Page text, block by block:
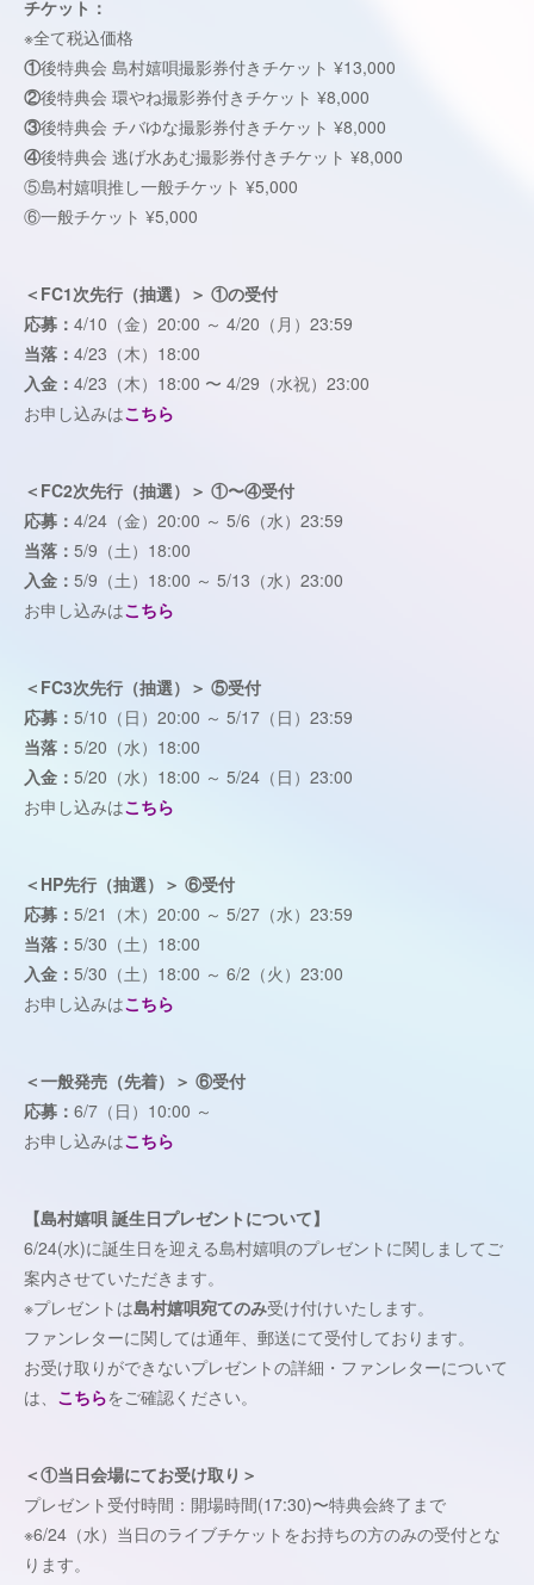
チケット：
※全て税込価格
①後特典会 島村嬉唄撮影券付きチケット ¥13,000
②後特典会 環やね撮影券付きチケット ¥8,000
③後特典会 チバゆな撮影券付きチケット ¥8,000
④後特典会 逃げ水あむ撮影券付きチケット ¥8,000
⑤島村嬉唄推し一般チケット ¥5,000
⑥一般チケット ¥5,000
＜FC1次先行（抽選）＞ ①の受付
応募： 4/10（金）20:00 ～ 4/20（月）23:59
当落： 4/23（木）18:00
入金： 4/23（木）18:00 〜 4/29（水祝）23:00
お申し込みはこちら
＜FC2次先行（抽選）＞ ①〜④受付
応募： 4/24（金）20:00 ～ 5/6（水）23:59
当落： 5/9（土）18:00
入金： 5/9（土）18:00 ～ 5/13（水）23:00
お申し込みはこちら
＜FC3次先行（抽選）＞ ⑤受付
応募： 5/10（日）20:00 ～ 5/17（日）23:59
当落： 5/20（水）18:00
入金： 5/20（水）18:00 ～ 5/24（日）23:00
お申し込みはこちら
＜HP先行（抽選）＞ ⑥受付
応募： 5/21（木）20:00 ～ 5/27（水）23:59
当落： 5/30（土）18:00
入金： 5/30（土）18:00 ～ 6/2（火）23:00
お申し込みはこちら
＜一般発売（先着）＞ ⑥受付
応募： 6/7（日）10:00 ～
お申し込みはこちら
【島村嬉唄 誕生日プレゼントについて】
6/24(水)に誕生日を迎える島村嬉唄のプレゼントに関しましてご
案内させていただきます。
※プレゼントは島村嬉唄宛てのみ受け付けいたします。
ファンレターに関しては通年、郵送にて受付しております。
お受け取りができないプレゼントの詳細・ファンレターについて
は、 こちらをご確認ください。
＜①当日会場にてお受け取り＞
プレゼント受付時間：開場時間(17:30)〜特典会終了まで
※6/24（水）当日のライブチケットをお持ちの方のみの受付とな
ります。